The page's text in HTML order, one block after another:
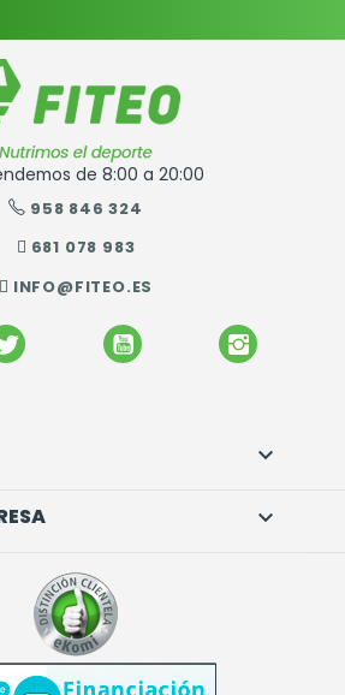
de 8:00 a 20:00
958 846 324
681 078 983
INFO@FITEO.ES
TWITTER YOUTUBE

